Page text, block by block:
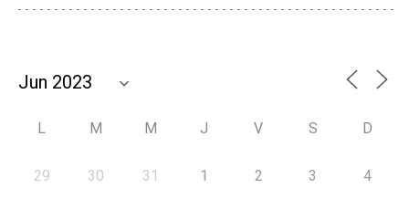
L M M J V S D
29 30 31 1 2 3 4